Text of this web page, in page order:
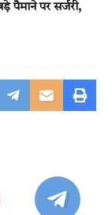
पैमाने पर सर्जरी,